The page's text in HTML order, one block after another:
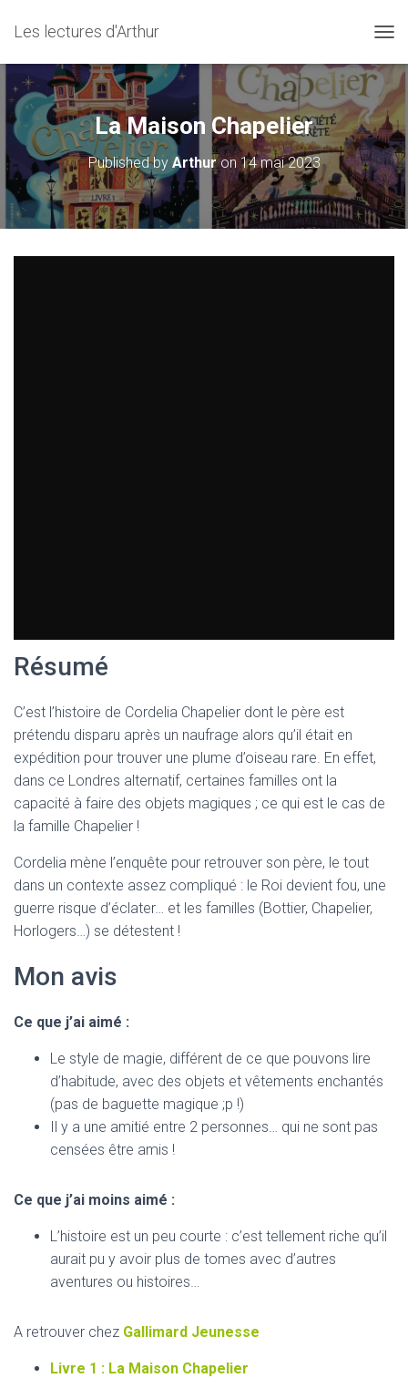
Les lectures d'Arthur
U
R
R
/
F
E
R
M
R
La Maison Chapelier
Published by Arthuron 14 mai 2023
Résumé
C’est l’histoire de Cordelia Chapelier dont le père est
prétendu disparu après un naufrage alors qu’il était en
expédition pour trouver une plume d’oiseau rare. En effet,
dans ce Londres alternatif, certaines familles ont la
capacité à faire des objets magiques ; ce qui est le cas de
la famille Chapelier !
Cordelia mène l’enquête pour retrouver son père, le tout
dans un contexte assez compliqué : le Roi devient fou, une
guerre risque d’éclater… et les familles (Bottier, Chapelier,
Horlogers…) se détestent !
Mon avis
Ce que j’ai aimé :
Le style de magie, différent de ce que pouvons lire
d’habitude, avec des objets et vêtements enchantés
(pas de baguette magique ;p !)
Il y a une amitié entre 2 personnes… qui ne sont pas
censées être amis !
Ce que j’ai moins aimé :
L’histoire est un peu courte : c’est tellement riche qu’il
aurait pu y avoir plus de tomes avec d’autres
aventures ou histoires…
A retrouver chez Gallimard Jeunesse
Livre 1 : La Maison Chapelier